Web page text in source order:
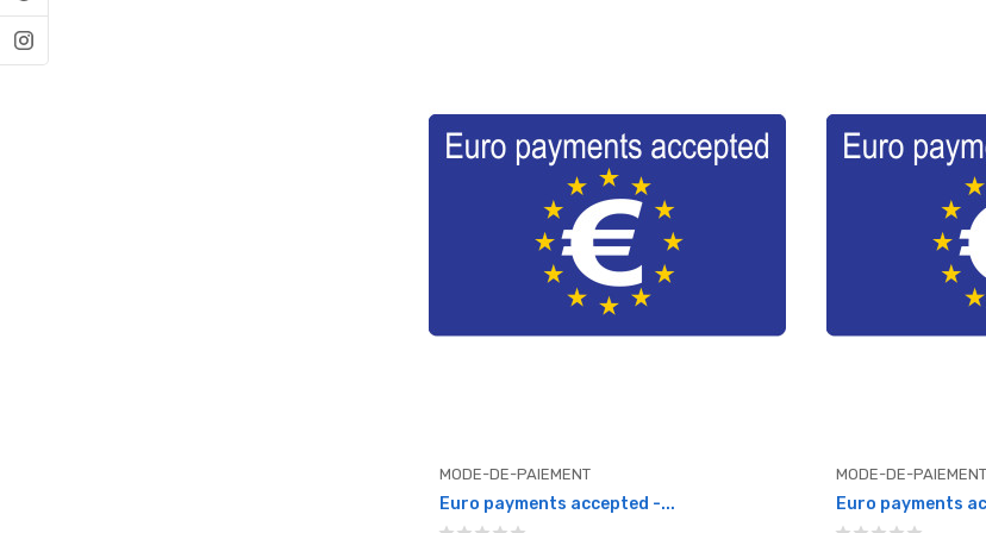
MODE-DE-PAIEMENT
Euro payments accepted -...
MODE-DE-PAIEMENT
Euro payments